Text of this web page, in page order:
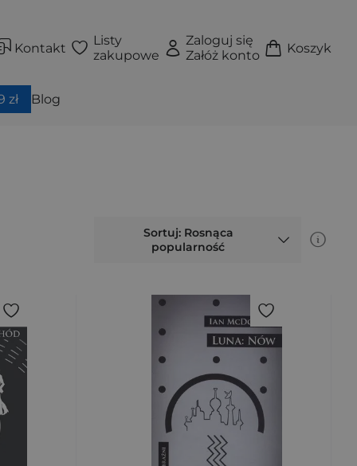
Kontakt
Listy
zakupowe
Zaloguj się
Załóż konto
Koszyk
zł Blog
Sortuj: Rosnąca
popularność